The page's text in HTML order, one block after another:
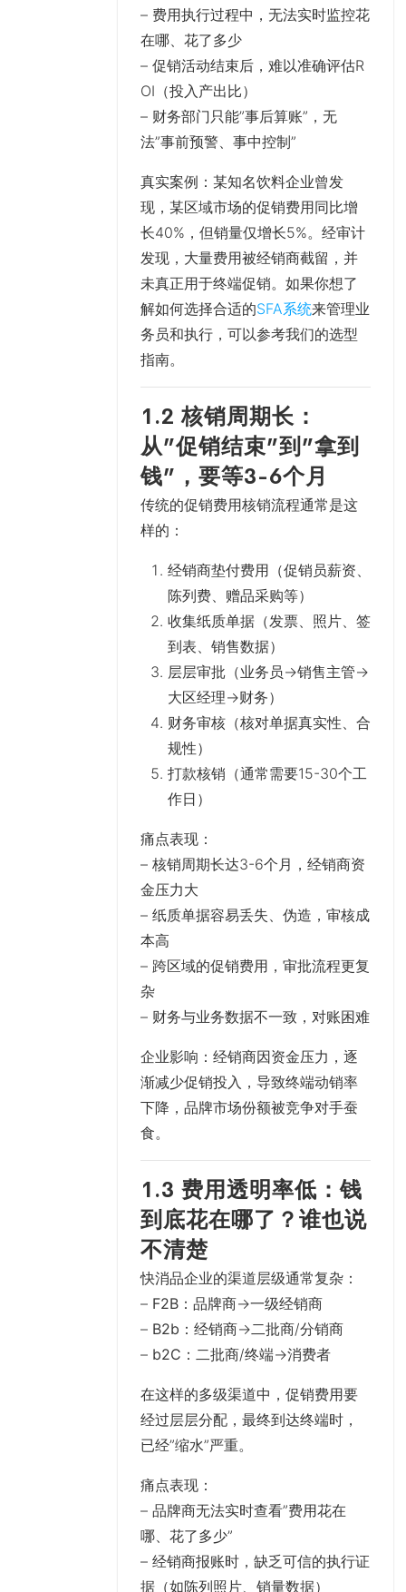
– 费用执行过程中，无法实时监控花
在哪、花了多少
– 促销活动结束后，难以准确评估R
OI（投入产出比）
– 财务部门只能”事后算账”，无
法”事前预警、事中控制”
真实案例 ：某知名饮料企业曾发
现，某区域市场的促销费用同比增
长40%，但销量仅增长5%。经审计
发现，大量费用被经销商截留，并
未真正用于终端促销。如果你想了
解如何选择合适的SFA系统来管理业
务员和执行，可以参考我们的选型
指南。
1.2 核销周期长：
从”促销结束”到”拿到
钱”，要等3-6个月
传统的促销费用核销流程通常是这
样的：
经销商垫付费用 （促销员薪资、
陈列费、赠品采购等）
收集纸质单据 （发票、照片、签
到表、销售数据）
层层审批 （业务员→销售主管→
大区经理→财务）
财务审核 （核对单据真实性、合
规性）
打款核销 （通常需要15-30个工
作日）
痛点表现 ：
– 核销周期长达3-6个月，经销商资
金压力大
– 纸质单据容易丢失、伪造，审核成
本高
– 跨区域的促销费用，审批流程更复
杂
– 财务与业务数据不一致，对账困难
企业影响 ：经销商因资金压力，逐
渐减少促销投入，导致终端动销率
下降，品牌市场份额被竞争对手蚕
食。
1.3 费用透明率低：钱
到底花在哪了？谁也说
不清楚
快消品企业的渠道层级通常复杂：
– F2B ：品牌商→一级经销商
– B2b ：经销商→二批商/分销商
– b2C ：二批商/终端→消费者
在这样的多级渠道中，促销费用要
经过层层分配，最终到达终端时，
已经”缩水”严重。
痛点表现 ：
– 品牌商无法实时查看”费用花在
哪、花了多少”
– 经销商报账时，缺乏可信的执行证
据（如陈列照片、销量数据）